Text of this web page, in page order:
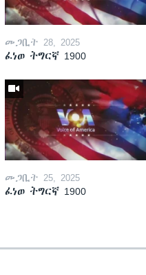
መጋቢት 28, 2025
ፈነወ ትግርኛ 1900
መጋቢት 25, 2025
ፈነወ ትግርኛ 1900